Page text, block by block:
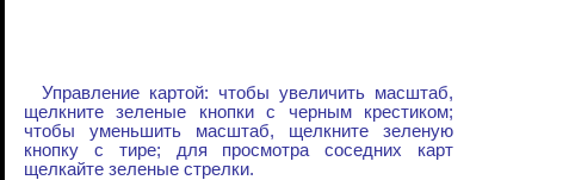
Управление картой: чтобы увеличить масштаб,
щелкните зеленые кнопки с черным крестиком;
чтобы уменьшить масштаб, щелкните зеленую
кнопку с тире; для просмотра соседних карт
щелкайте зеленые стрелки.